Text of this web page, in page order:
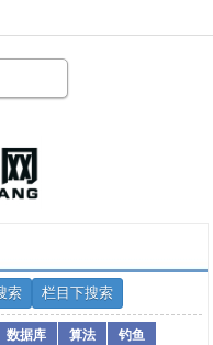
数据库 算法
钓鱼